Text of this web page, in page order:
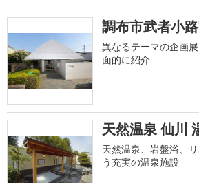
調布市武者小
異なるテーマの企画
面的に紹介
天然温泉 仙川
天然温泉、岩盤浴、
う充実の温泉施設